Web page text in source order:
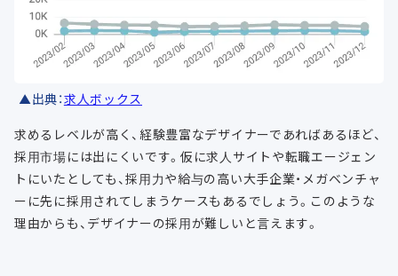
▲出典：求人ボックス
求めるレベルが高く、経験豊富なデザイナーであればあるほど、
採用市場には出にくいです。仮に求人サイトや転職エージェン
トにいたとしても、採用力や給与の高い大手企業・メガベンチャ
ーに先に採用されてしまうケースもあるでしょう。このような
理由からも、デザイナーの採用が難しいと言えます。